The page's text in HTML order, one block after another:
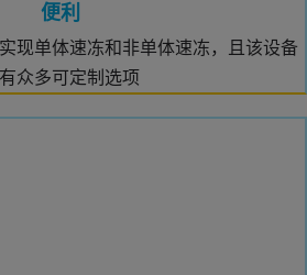
便利
现单体速冻和非单体速冻，且该设备
众多可定制选项